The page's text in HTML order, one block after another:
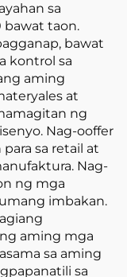
sa
bawat taon.
bawat
kontrol sa
aming
at
ng
Nag-ooffer
sa retail at
Nag-
ng mga
imbakan.
aming mga
sa aming
sa